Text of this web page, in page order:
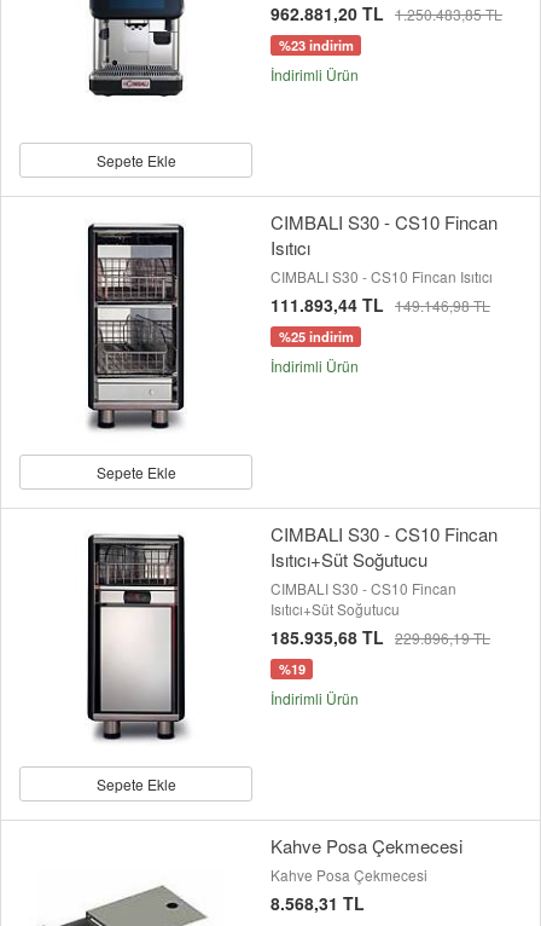
Sepete Ekle
962.881,20 TL 1.250.483,85 TL
%23 indirim
İndirimli Ürün
Sepete Ekle
CIMBALI S30 - CS10 Fincan
Isıtıcı
CIMBALI S30 - CS10 Fincan Isıtıcı
111.893,44 TL 149.146,98 TL
%25 indirim
İndirimli Ürün
Sepete Ekle
CIMBALI S30 - CS10 Fincan
Isıtıcı+Süt Soğutucu
CIMBALI S30 - CS10 Fincan
Isıtıcı+Süt Soğutucu
185.935,68 TL 229.896,19 TL
%19
İndirimli Ürün
Kahve Posa Çekmecesi
Kahve Posa Çekmecesi
8.568,31 TL